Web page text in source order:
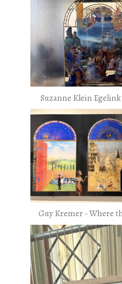
Suzanne Klein
Guy Kremer - Where